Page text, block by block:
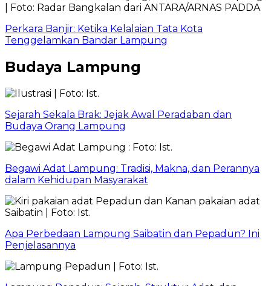
Perkara Banjir: Ketika Kelalaian Tata Kota
Tenggelamkan Bandar Lampung
Budaya Lampung
Sejarah Sekala Brak: Jejak Awal Peradaban dan
Budaya Orang Lampung
Begawi Adat Lampung: Tradisi, Makna, dan Perannya
dalam Kehidupan Masyarakat
Apa Perbedaan Lampung Saibatin dan Pepadun? Ini
Penjelasannya